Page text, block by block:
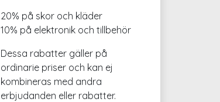
20% på skor och kläder
10% på elektronik och tillbehör
Dessa rabatter gäller på
ordinarie priser och kan ej
kombineras med andra
erbjudanden eller rabatter.